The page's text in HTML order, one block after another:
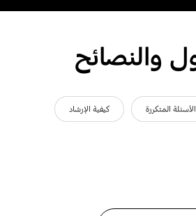
والنصائح
الأسئلة المتكررة كيفية الإرشاد